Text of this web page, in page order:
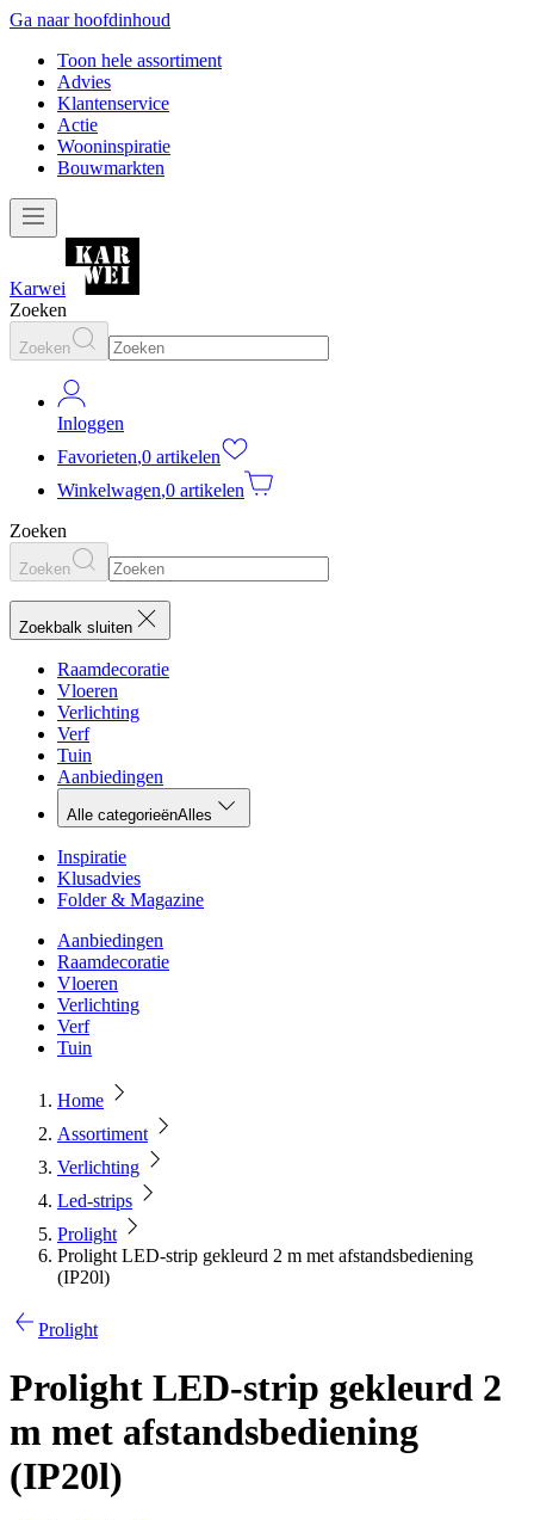
Ga naar hoofdinhoud
Toon hele assortiment
Advies
Klantenservice
Actie
Wooninspiratie
Bouwmarkten
Karwei
Zoeken
Zoeken
Inloggen
Favorieten,0 artikelen
Winkelwagen,0 artikelen
Zoeken
Zoeken
Zoekbalk sluiten
Raamdecoratie
Vloeren
Verlichting
Verf
Tuin
Aanbiedingen
Alle categorieënAlles
Inspiratie
Klusadvies
Folder & Magazine
Aanbiedingen
Raamdecoratie
Vloeren
Verlichting
Verf
Tuin
Home
Assortiment
Verlichting
Led-strips
Prolight
Prolight LED-strip gekleurd 2 m met afstandsbediening
(IP20l)
Prolight
Prolight LED-strip gekleurd 2
m met afstandsbediening
(IP20l)